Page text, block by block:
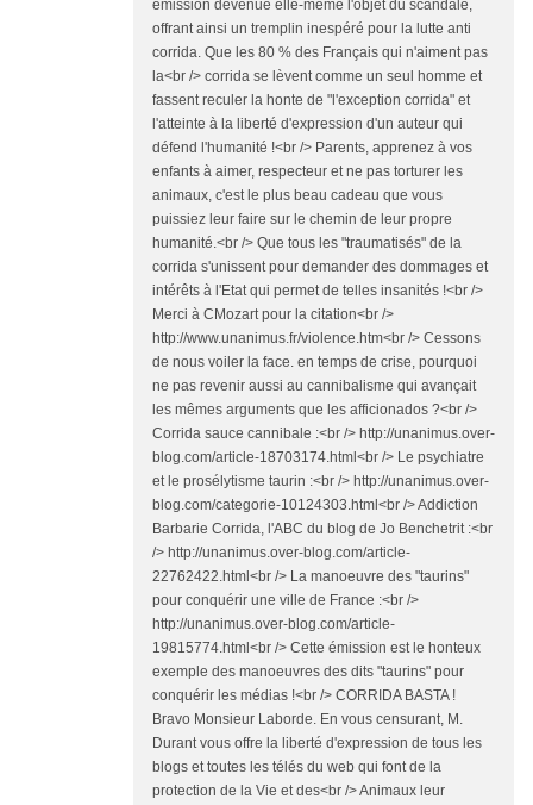
émission devenue elle-même l'objet du scandale,
offrant ainsi un tremplin inespéré pour la lutte anti
corrida. Que les 80 % des Français qui n'aiment pas
la<br /> corrida se lèvent comme un seul homme et
fassent reculer la honte de "l'exception corrida" et
l'atteinte à la liberté d'expression d'un auteur qui
défend l'humanité !<br /> Parents, apprenez à vos
enfants à aimer, respecteur et ne pas torturer les
animaux, c'est le plus beau cadeau que vous
puissiez leur faire sur le chemin de leur propre
humanité.<br /> Que tous les "traumatisés" de la
corrida s'unissent pour demander des dommages et
intérêts à l'Etat qui permet de telles insanités !<br />
Merci à CMozart pour la citation<br />
http://www.unanimus.fr/violence.htm<br /> Cessons
de nous voiler la face. en temps de crise, pourquoi
ne pas revenir aussi au cannibalisme qui avançait
les mêmes arguments que les afficionados ?<br />
Corrida sauce cannibale :<br /> http://unanimus.over-
blog.com/article-18703174.html<br /> Le psychiatre
et le prosélytisme taurin :<br /> http://unanimus.over-
blog.com/categorie-10124303.html<br /> Addiction
Barbarie Corrida, l'ABC du blog de Jo Benchetrit :<br
/> http://unanimus.over-blog.com/article-
22762422.html<br /> La manoeuvre des "taurins"
pour conquérir une ville de France :<br />
http://unanimus.over-blog.com/article-
19815774.html<br /> Cette émission est le honteux
exemple des manoeuvres des dits "taurins" pour
conquérir les médias !<br /> CORRIDA BASTA !
Bravo Monsieur Laborde. En vous censurant, M.
Durant vous offre la liberté d'expression de tous les
blogs et toutes les télés du web qui font de la
protection de la Vie et des<br /> Animaux leur